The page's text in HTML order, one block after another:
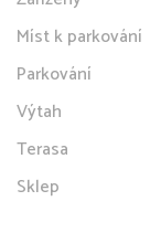
Míst k parkování
Parkování
Výtah
Terasa
Sklep